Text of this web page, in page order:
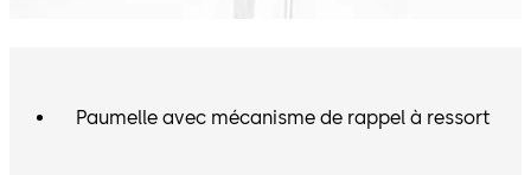
Paumelle avec mécanisme de rappel à ressort